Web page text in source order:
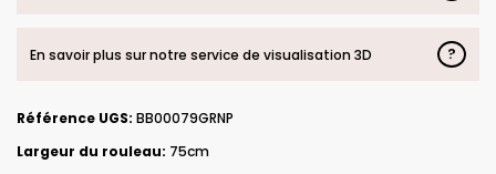
En savoir plus sur notre service de visualisation 3D ?
Référence UGS: BB00079GRNP
Largeur du rouleau: 75cm